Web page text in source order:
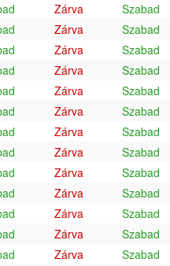
Zárva
Szabad
Zárva
Szabad
Zárva
Szabad
Zárva
Szabad
Zárva
Szabad
Zárva
Szabad
Zárva
Szabad
Zárva
Szabad
Zárva
Szabad
Zárva
Szabad
Zárva
Szabad
Zárva
Szabad
Zárva Szabad